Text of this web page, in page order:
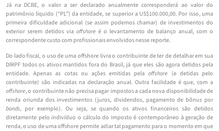
Já na DCBE, o valor a ser declarado anualmente corresponderá ao valor do
patrimônio líquido (“PL”) da entidade, se superior a US$100.000,00. Por isso, uma
primeira dificuldade adicional (se assim podemos chamar) de investimentos do
exterior serem detidos via offshore é o levantamento de balanço anual, com o
correspondente custo com profissionais envolvidos nesse reporte.
Do lado fiscal, o uso de uma offshore livra o contribuinte de ter de detalhar em sua
DIRPF todos os ativos mantidos fora do Brasil, já que eles são agora detidos pela
entidade. Apenas as cotas ou ações emitidas pelaoffshore (e detidas pelo
contribuinte) são indicadas na declaração anual. Outra facilidade é que, com a
offshore, o contribuinte não precisa pagar impostos a cada nova disponibilidade de
renda oriunda dos investimentos (juros, dividendos, pagamento de bônus por
bonds, por exemplo). Ou seja, se quando os ativos financeiros são detidos
diretamente pelo indivíduo o cálculo do imposto é contemporâneo à geração de
renda, o uso de uma offshore permite adiar tal pagamento para o momento em que